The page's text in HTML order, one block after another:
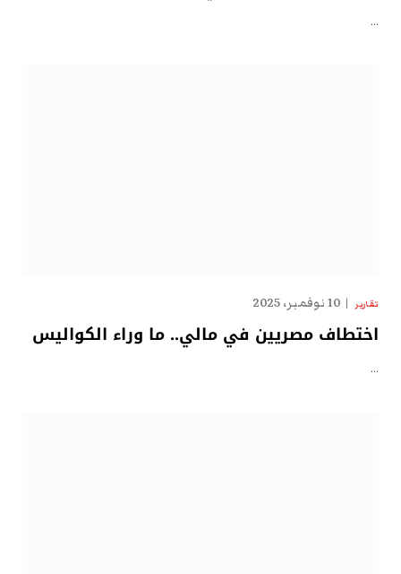
…
تقارير 10 نوفمبر، 2025
اختطاف مصريين في مالي.. ما وراء الكواليس
…